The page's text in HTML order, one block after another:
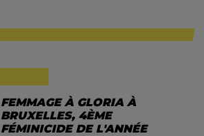
FEMMAGE À GLORIA À
BRUXELLES, 4ÈME
FÉMINICIDE DE L'ANNÉE